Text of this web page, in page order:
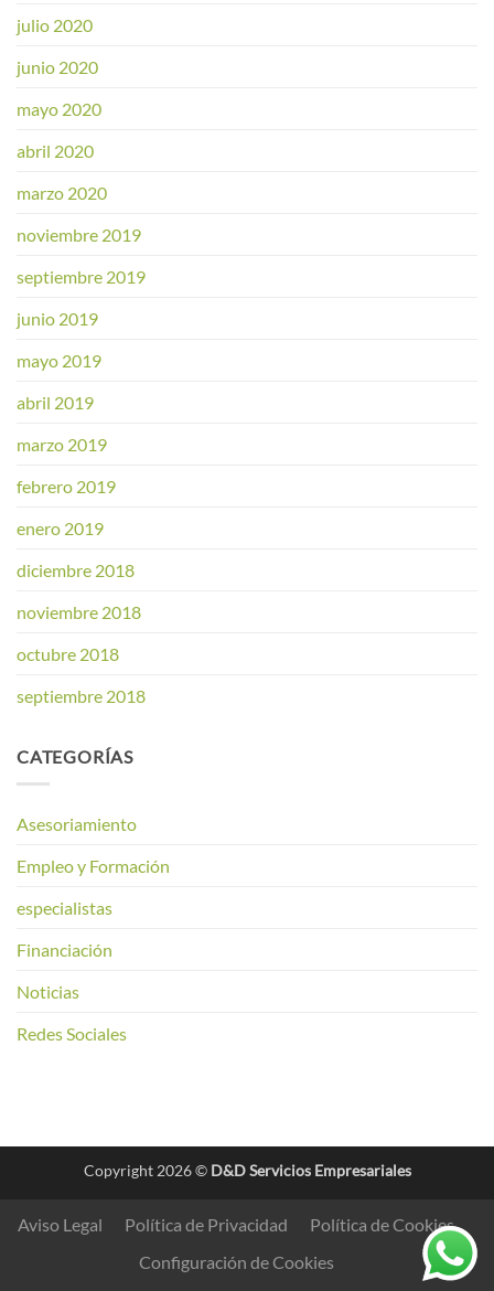
julio 2020
junio 2020
mayo 2020
abril 2020
marzo 2020
noviembre 2019
septiembre 2019
junio 2019
mayo 2019
abril 2019
marzo 2019
febrero 2019
enero 2019
diciembre 2018
noviembre 2018
octubre 2018
septiembre 2018
CATEGORÍAS
Asesoriamiento
Empleo y Formación
especialistas
Financiación
Noticias
Redes Sociales
Copyright 2026 © D&D Servicios Empresariales
Aviso Legal Política de Privacidad
Política de Cookies
Configuración de Cookies